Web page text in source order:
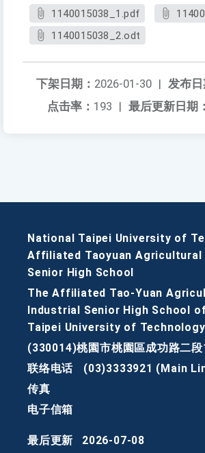
1140015038_1.pdf
1140015038_2.odt
发布日
下架日期： 2026-01-30 |
最后更新日期：
点击率： 193 |
National Taipei University of
Affiliated Taoyuan Agricultural
Senior High School
The Affiliated Tao-Yuan
Industrial Senior High School
Taipei University of Technology
(330014)桃園市桃園區成功路二
联络电话
(03)3333921 (Main
传真
电子信箱
最后更新 2026-07-08